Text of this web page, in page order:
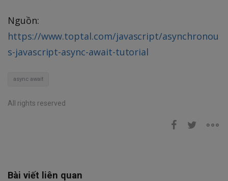
Nguồn:
https://www.toptal.com/javascript/asynchronou
s-javascript-async-await-tutorial
async await
All rights reserved
Bài viết liên quan